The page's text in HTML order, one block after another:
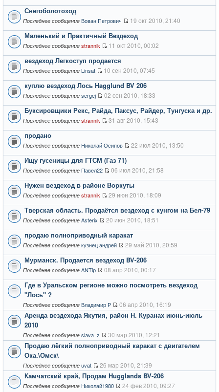
Снегоболотоход
Последнее сообщение Вован Петрович 19 окт 2010, 21:40
Маленький и Практичный Вездеход
Последнее сообщение strannik 11 окт 2010, 00:02
вездеход Легкоступ продается
Последнее сообщение Linsat 10 сен 2010, 07:45
куплю вездеход Лось Hagglund BV 206
Последнее сообщение sergej 02 сен 2010, 18:33
Буксировщики Рекс, Райда, Паксус, Райдер, Тунгуска и др.
Последнее сообщение strannik 31 авг 2010, 15:43
продано
Последнее сообщение Николай Осипов 22 июл 2010, 13:50
Ищу гусеницы для ГТСМ (Газ 71)
Последнее сообщение Павел22 06 июл 2010, 21:58
Нужен вездеход в районе Воркуты
Последнее сообщение strannik 29 июн 2010, 18:09
Тверская область. Продаётся вездеход с кунгом на Бел-79
Последнее сообщение Asterix 20 июн 2010, 18:51
продаю полноприводный каракат
Последнее сообщение кузнец андрей 29 май 2010, 20:59
Мурманск. Продается вездеход BV-206
Последнее сообщение ANTip 08 апр 2010, 00:17
Где в Уральском регионе можно посмотреть вездеход
"Лось" ?
Последнее сообщение Владимир Р 06 апр 2010, 16:19
Аренда вездехода Якутия, район Н. Куранах июнь-июль
2010
Последнее сообщение slava_z 30 мар 2010, 12:21
Продаю лёгкий полноприводный каракат с двигателем
Ока.\Омск\
Последнее сообщение uvat 26 мар 2010, 21:39
Камчатский край, Продам Hugglands BV-206
Последнее сообщение Николай1980 24 фев 2010, 09:27